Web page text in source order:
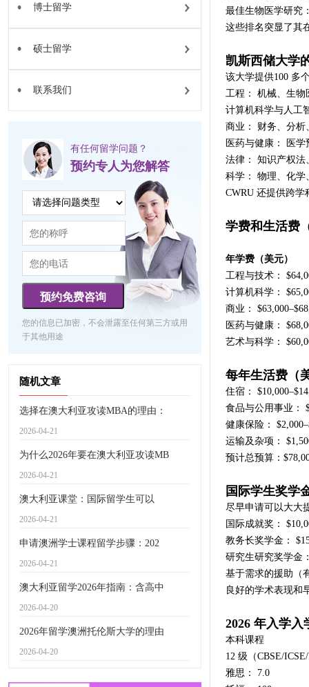
博士留学
硕士留学
联系我们
有任何留学问题？
预约专人为您解答
预约免费咨询
您的信息已加密，不会泄露至任何第三方或用
于其他用途
随机文章
选择在澳大利亚攻读MBA的理由：
2026-04-21
为什么2026年要在澳大利亚攻读MB
2026-04-21
澳大利亚课堂：国际留学生可以
2026-04-21
申请澳洲学士课程留学步骤：202
2026-04-21
澳大利亚留学2026年指南：含高中
2026-04-20
2026年留学澳洲托伦斯大学的理由
2026-04-20
最佳生物医学研究
这些排名突显了其
凯斯西储大学
该大学提供100 多
工程： 机械、生物
计算机科学与人工
商业： 财务、分析
医药与健康： 医
法律： 知识产权法
科学： 物理、化学
CWRU 还提供跨
学费和生活费
年学费（美元）
工程与技术：
计算机科学：
商业：
医药与健康：
艺术与科学：
每年生活费（
住宿：
食品与公用事业：
健康保险：
运输及杂项：
预计总预算：
国际学生奖学
尽早申请可以大大
国际成就奖：
教务长奖学金：
研究生研究奖学金
基于需求的援助（
良好的学术表现和
2026 年入学入
本科课程
12 级（CBSE/
雅思： 7.0